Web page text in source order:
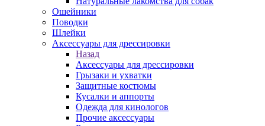
Ошейники
Поводки
Шлейки
Аксессуары для дрессировки
Назад
Аксессуары для дрессировки
Грызаки и ухватки
Защитные костюмы
Кусалки и аппорты
Одежда для кинологов
Прочие аксессуары